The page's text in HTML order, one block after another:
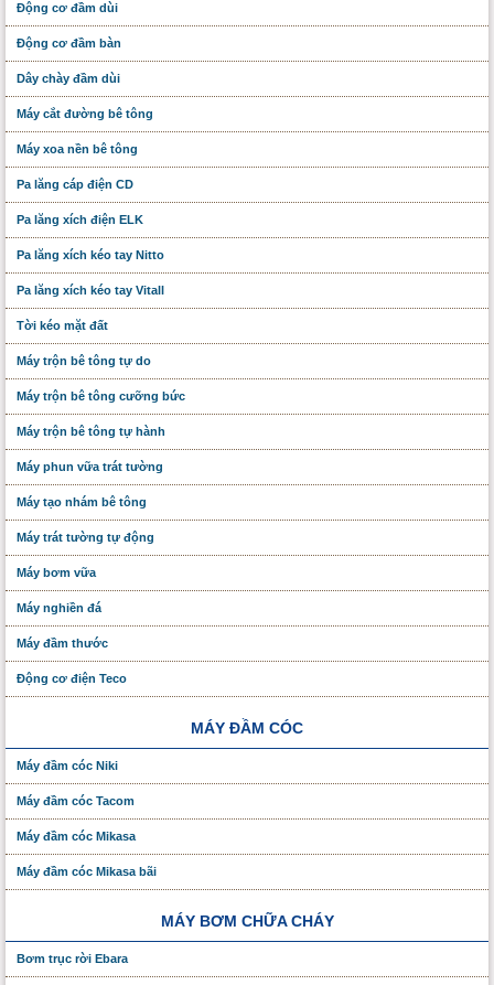
Động cơ đầm dùi
Động cơ đầm bàn
Dây chày đầm dùi
Máy cắt đường bê tông
Máy xoa nền bê tông
Pa lăng cáp điện CD
Pa lăng xích điện ELK
Pa lăng xích kéo tay Nitto
Pa lăng xích kéo tay Vitall
Tời kéo mặt đất
Máy trộn bê tông tự do
Máy trộn bê tông cưỡng bức
Máy trộn bê tông tự hành
Máy phun vữa trát tường
Máy tạo nhám bê tông
Máy trát tường tự động
Máy bơm vữa
Máy nghiền đá
Máy đầm thước
Động cơ điện Teco
MÁY ĐẦM CÓC
Máy đầm cóc Niki
Máy đầm cóc Tacom
Máy đầm cóc Mikasa
Máy đầm cóc Mikasa bãi
MÁY BƠM CHỮA CHÁY
Bơm trục rời Ebara